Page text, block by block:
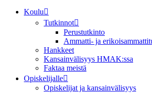
Koulu
Tutkinnot
Perustutkinto
Ammatti- ja
Hankkeet
Kansainvälisyys HMAK:ssa
Faktaa meistä
Opiskelijalle
Opiskelijat ja kansainvälisyys